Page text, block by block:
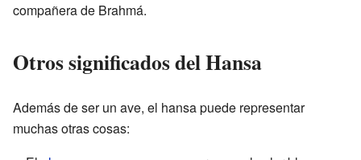
compañera de Brahmá.
Otros significados del Hansa
Además de ser un ave, el hansa puede representar
muchas otras cosas: